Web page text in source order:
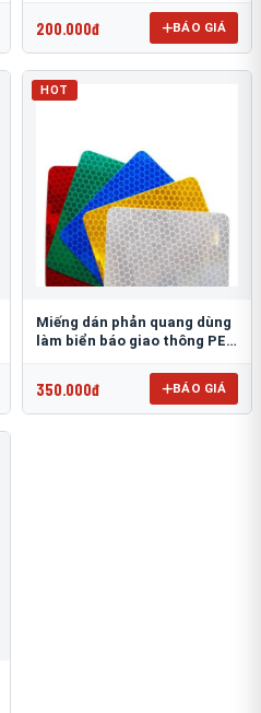
200.000đ BÁO GIÁ
HOT
Miếng dán phản quang dùng
làm biển báo giao thông PEG
350.000đ BÁO GIÁ